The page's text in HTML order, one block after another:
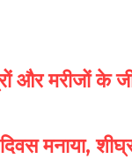
और मरीजों के
मनाया,